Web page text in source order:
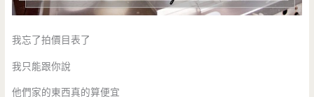
我忘了拍價目表了
我只能跟你說
他們家的東西真的算便宜